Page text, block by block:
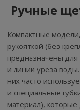
Ручные
Компактные
рукояткой (без
предназначены для
и линии уреза
них часто
и специальные
материал),